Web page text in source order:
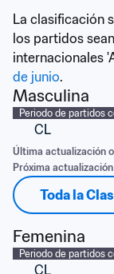
La clasificación
los partidos
internacionales
de junio.
Masculina
Periodo de partidos
CL
Última actualización
Próxima
Toda la
Femenina
Periodo de partidos
CL